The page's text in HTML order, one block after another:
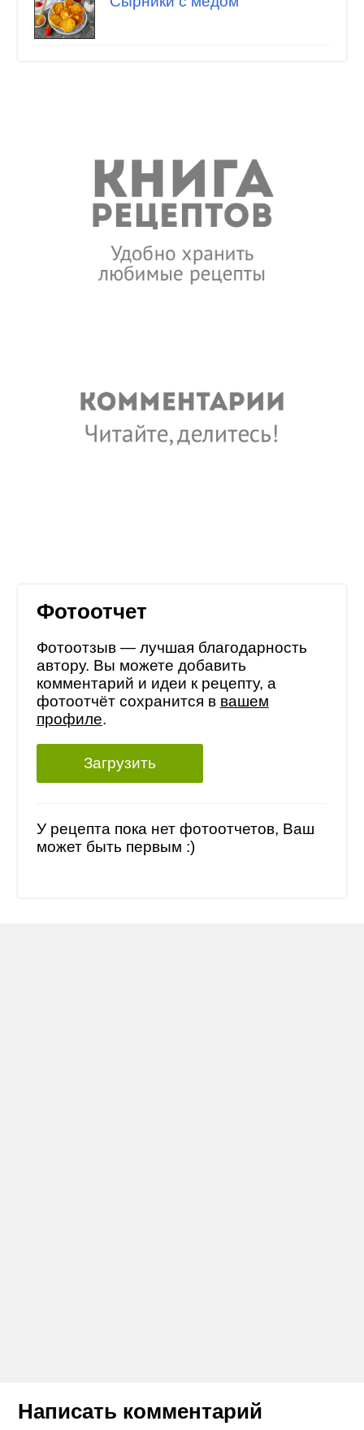
Фотоотчет
Фотоотзыв — лучшая благодарность
автору. Вы можете добавить
комментарий и идеи к рецепту, а
фотоотчёт сохранится в вашем
профиле.
Загрузить
У рецепта пока нет фотоотчетов, Ваш
может быть первым :)
Написать комментарий